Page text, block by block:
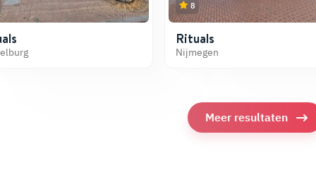
8
Rituals
Nijmegen
Meer resultaten
at te